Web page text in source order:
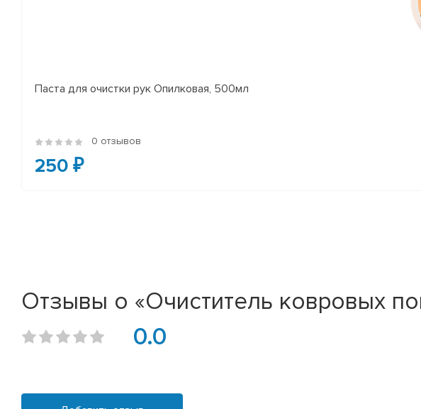
Паста для очистки рук Опилковая, 500мл
0 отзывов
250 ₽
Отзывы о «Очиститель ковровых
0.0